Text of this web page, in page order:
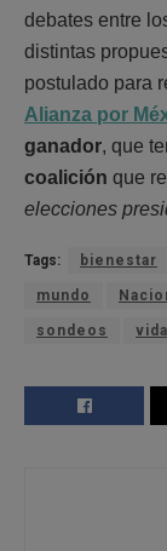
debates entre
distintas
postulado para
Alianza por
ganador, que
coalición que
elecciones
Tags: bienestar
mundo
sondeos vida